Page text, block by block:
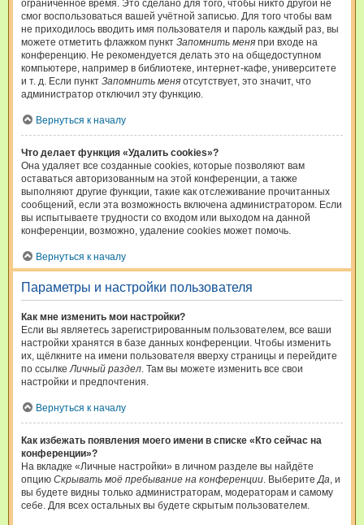
ограниченное время. Это сделано для того, чтобы никто другой не
смог воспользоваться вашей учётной записью. Для того чтобы вам
не приходилось вводить имя пользователя и пароль каждый раз, вы
можете отметить флажком пункт Запомнить меня при входе на
конференцию. Не рекомендуется делать это на общедоступном
компьютере, например в библиотеке, интернет-кафе, университете
и т. д. Если пункт Запомнить меня отсутствует, это значит, что
администратор отключил эту функцию.
Вернуться к началу
Что делает функция «Удалить cookies»?
Она удаляет все созданные cookies, которые позволяют вам
оставаться авторизованным на этой конференции, а также
выполняют другие функции, такие как отслеживание прочитанных
сообщений, если эта возможность включена администратором. Если
вы испытываете трудности со входом или выходом на данной
конференции, возможно, удаление cookies может помочь.
Вернуться к началу
Параметры и настройки пользователя
Как мне изменить мои настройки?
Если вы являетесь зарегистрированным пользователем, все ваши
настройки хранятся в базе данных конференции. Чтобы изменить
их, щёлкните на имени пользователя вверху страницы и перейдите
по ссылкеЛичный раздел. Там вы можете изменить все свои
настройки и предпочтения.
Вернуться к началу
Как избежать появления моего имени в списке «Кто сейчас на
конференции»?
На вкладке «Личные настройки» в личном разделе вы найдёте
опцию Скрывать моё пребывание на конференции. ВыберитеДа, и
вы будете видны только администраторам, модераторам и самому
себе. Для всех остальных вы будете скрытым пользователем.